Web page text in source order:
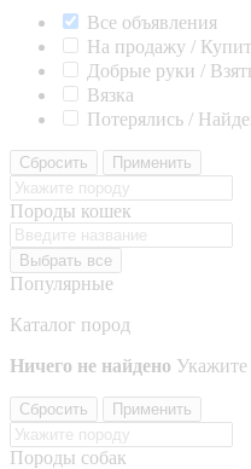
Все объявления
На продажу /
Добрые руки /
Вязка
Потерялись /
Сбросить Применить
Породы кошек
Выбрать все
Популярные
Каталог пород
Ничего не найдено
Сбросить Применить
Породы собак